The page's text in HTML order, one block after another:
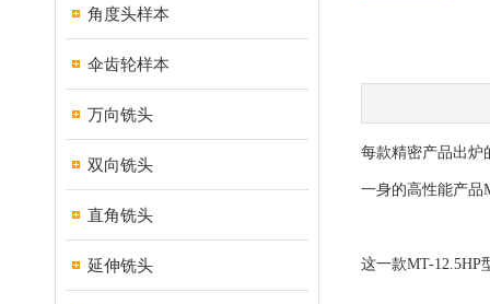
角度头样本
伞齿轮样本
万向铣头
双向铣头
直角铣头
延伸铣头
每款精密产品出炉
一身的高性能产品
这一款MT-12.5HP